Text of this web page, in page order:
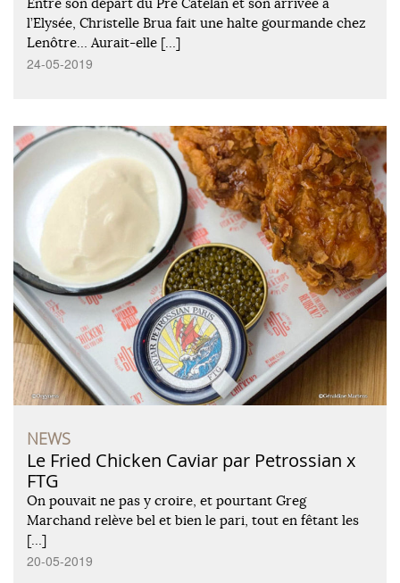
l’Elysée, Christelle Brua fait une halte gourmande chez
Lenôtre… Aurait-elle […]
24-05-2019
NEWS
Le Fried Chicken Caviar par Petrossian x
FTG
On pouvait ne pas y croire, et pourtant Greg
Marchand relève bel et bien le pari, tout en fêtant les
[…]
20-05-2019